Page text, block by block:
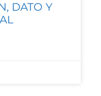
DATO Y